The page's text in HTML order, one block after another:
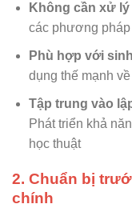
Không cần xử
các phương
Phù hợp với
dụng thế mạnh
Tập trung vào
Phát triển khả
học thuật
2. Chuẩn bị
chính